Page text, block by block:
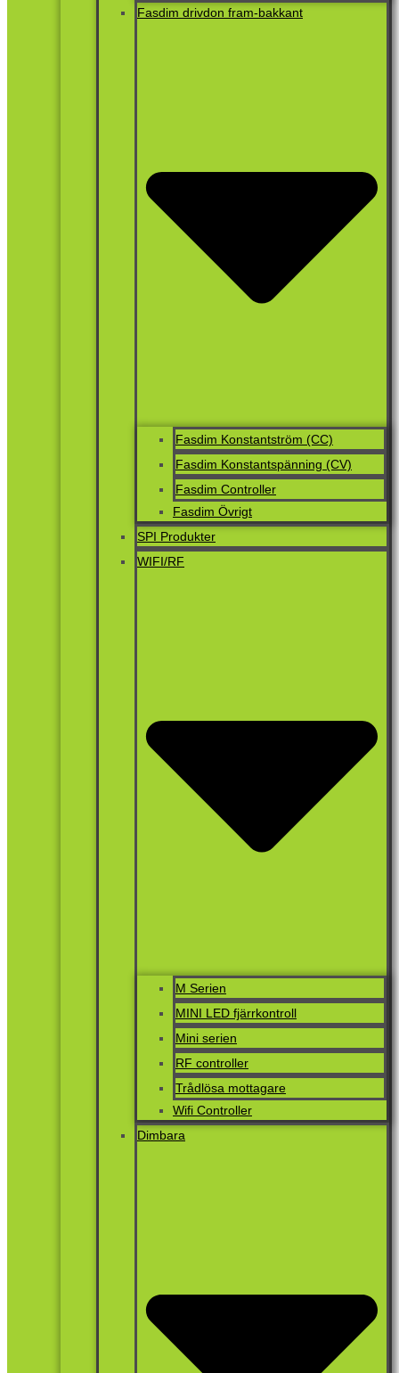
Fasdim drivdon fram-bakkant
Fasdim Konstantström (CC)
Fasdim Konstantspänning (CV)
Fasdim Controller
Fasdim Övrigt
SPI Produkter
WIFI/RF
M Serien
MINI LED fjärrkontroll
Mini serien
RF controller
Trådlösa mottagare
Wifi Controller
Dimbara